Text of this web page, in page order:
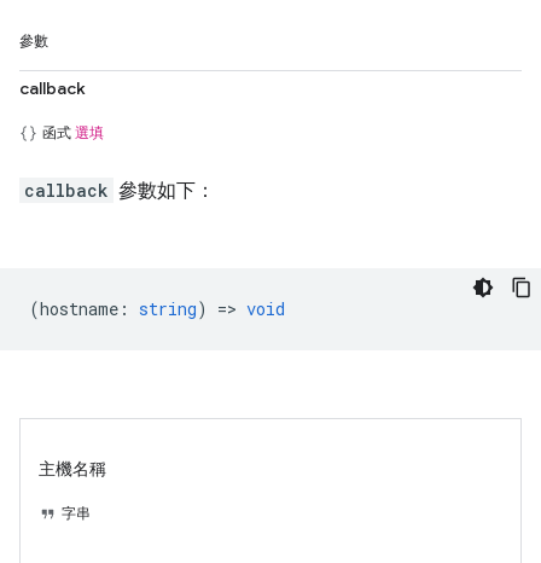
參數
callback
函式 選填
callback 參數如下：
(hostname : string) => void
主機名稱
字串